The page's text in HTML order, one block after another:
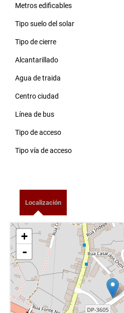
Metros edificables
Tipo suelo del solar
Tipo de cierre
Alcantarillado
Agua de traida
Centro ciudad
Línea de bus
Tipo de acceso
Tipo vía de acceso
Localización
+
-